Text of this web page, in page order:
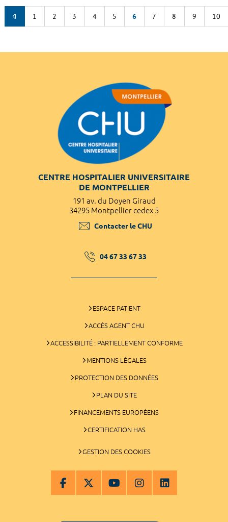
1 2 3 4 5 6 7 8 9 10
CENTRE HOSPITALIER UNIVERSITAIRE
DE MONTPELLIER
191 av. du Doyen Giraud
34295 Montpellier cedex 5
Contacter le CHU
04 67 33 67 33
ESPACE PATIENT
ACCÈS AGENT CHU
ACCESSIBILITÉ : PARTIELLEMENT CONFORME
MENTIONS LÉGALES
PROTECTION DES DONNÉES
PLAN DU SITE
FINANCEMENTS EUROPÉENS
CERTIFICATION HAS
GESTION DES COOKIES